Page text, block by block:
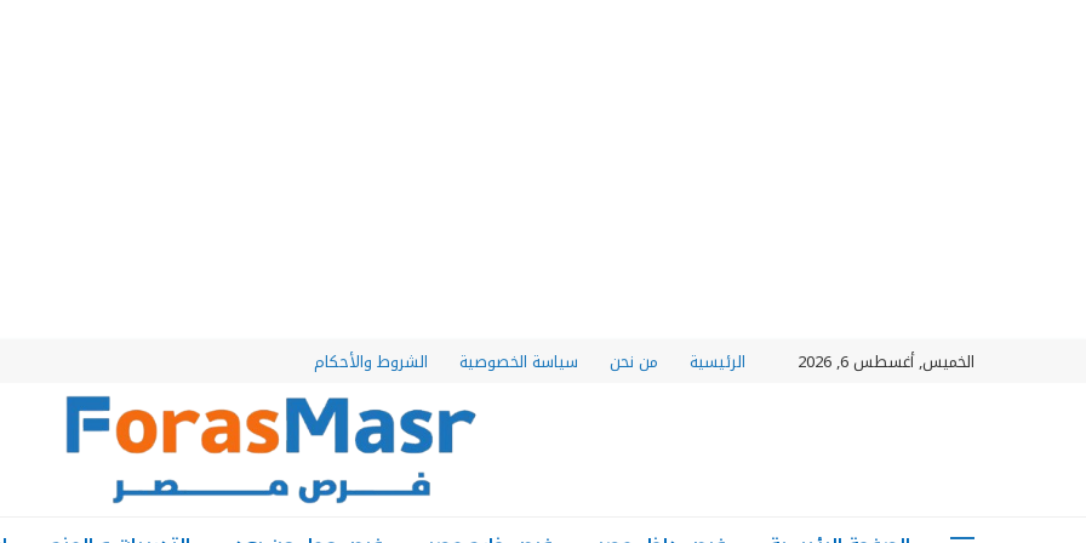
الخميس, أغسطس 6, 2026 الرئيسية من نحن سياسة الخصوصية الشروط والأحكام